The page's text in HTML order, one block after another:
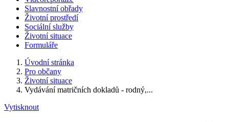
Slavnostní obřady
Životní prostředí
Sociální služby
Životní situace
Formuláře
Úvodní stránka
Pro občany
Životní situace
Vydávání matričních dokladů - rodný,...
Vytisknout